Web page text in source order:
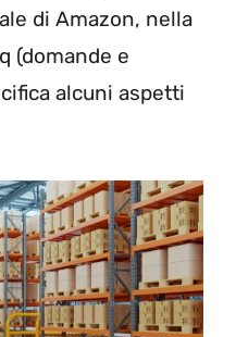
di Amazon, nella
(domande e
alcuni aspetti